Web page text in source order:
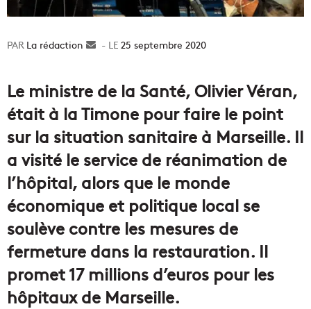
La rédaction
Envoyer25 septembre 2020
Le ministre de la Santé, Olivier Véran,
était à la Timone pour faire le point
sur la situation sanitaire à Marseille. Il
a visité le service de réanimation de
l’hôpital, alors que le monde
économique et politique local se
soulève contre les mesures de
fermeture dans la restauration. Il
promet 17 millions d’euros pour les
hôpitaux de Marseille.